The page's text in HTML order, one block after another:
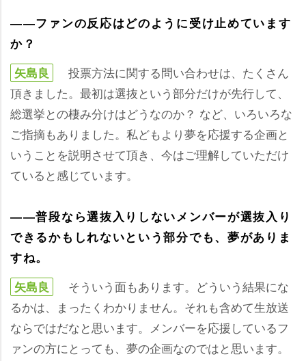
――ファンの反応はどのように受け止めています
か？
矢島良
投票方法に関する問い合わせは、たくさん
頂きました。最初は選抜という部分だけが先行して、
総選挙との棲み分けはどうなのか？ など、いろいろな
ご指摘もありました。私どもより夢を応援する企画と
いうことを説明させて頂き、今はご理解していただけ
ていると感じています。
――普段なら選抜入りしないメンバーが選抜入り
できるかもしれないという部分でも、夢がありま
すね。
矢島良
そういう面もあります。どういう結果にな
るかは、まったくわかりません。それも含めて生放送
ならではだなと思います。メンバーを応援しているフ
ァンの方にとっても、夢の企画なのではと思います。